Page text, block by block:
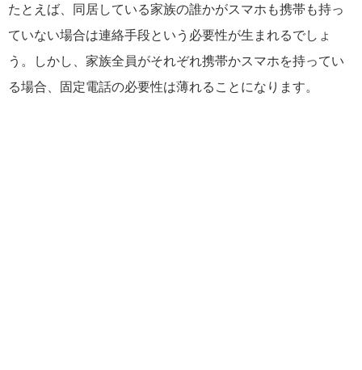
たとえば、同居している家族の誰かがスマホも携帯も持っ
ていない場合は連絡手段という必要性が生まれるでしょ
う。しかし、家族全員がそれぞれ携帯かスマホを持ってい
る場合、固定電話の必要性は薄れることになります。